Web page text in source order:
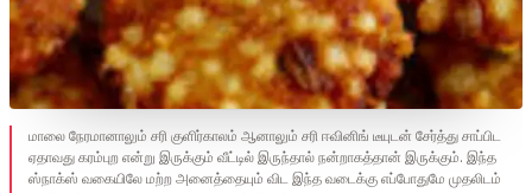
மாலை நேரமானாலும் சரி குளிர்காலம் ஆனாலும் சரி ஈவினிங் டீயுடன் சேர்த்து சாப்பிட
ஏதாவது கரம்புற என்று இருக்கும் வீட்டில் இருந்தால் நன்றாகத்தான் இருக்கும். இந்த
ஸ்நாக்ஸ் வகையிலே மற்ற அனைத்தையும் விட இந்த வடைக்கு எப்போதுமே முதலிடம்